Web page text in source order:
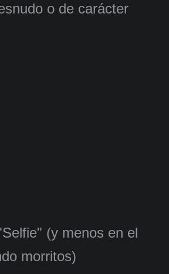
o de carácter
(y menos en el
morritos)